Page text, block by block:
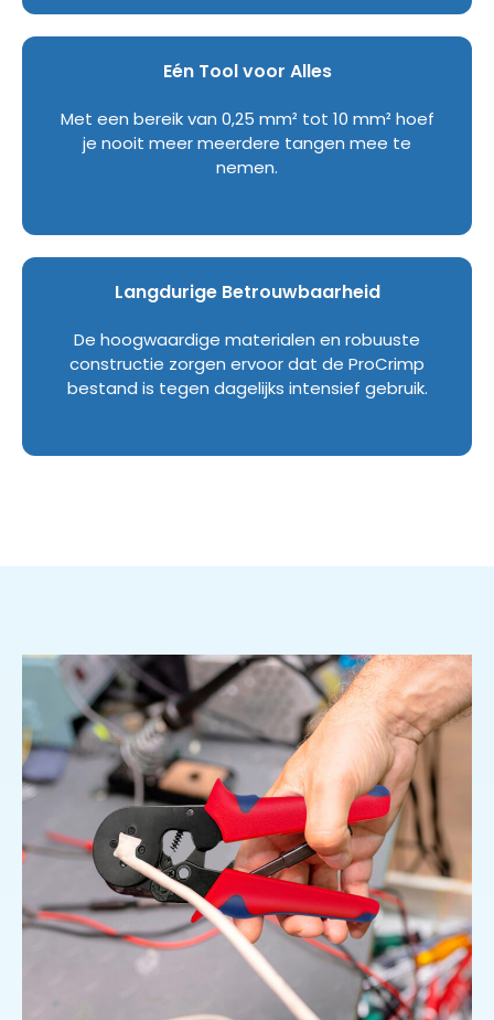
Eén Tool voor Alles
Met een bereik van 0,25 mm² tot 10 mm² hoef
je nooit meer meerdere tangen mee te
nemen.
Langdurige Betrouwbaarheid
De hoogwaardige materialen en robuuste
constructie zorgen ervoor dat de ProCrimp
bestand is tegen dagelijks intensief gebruik.